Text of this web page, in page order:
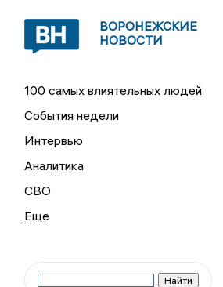
ВОРОНЕЖСКИЕ
НОВОСТИ
100 самых влиятельных людей
События недели
Интервью
Аналитика
СВО